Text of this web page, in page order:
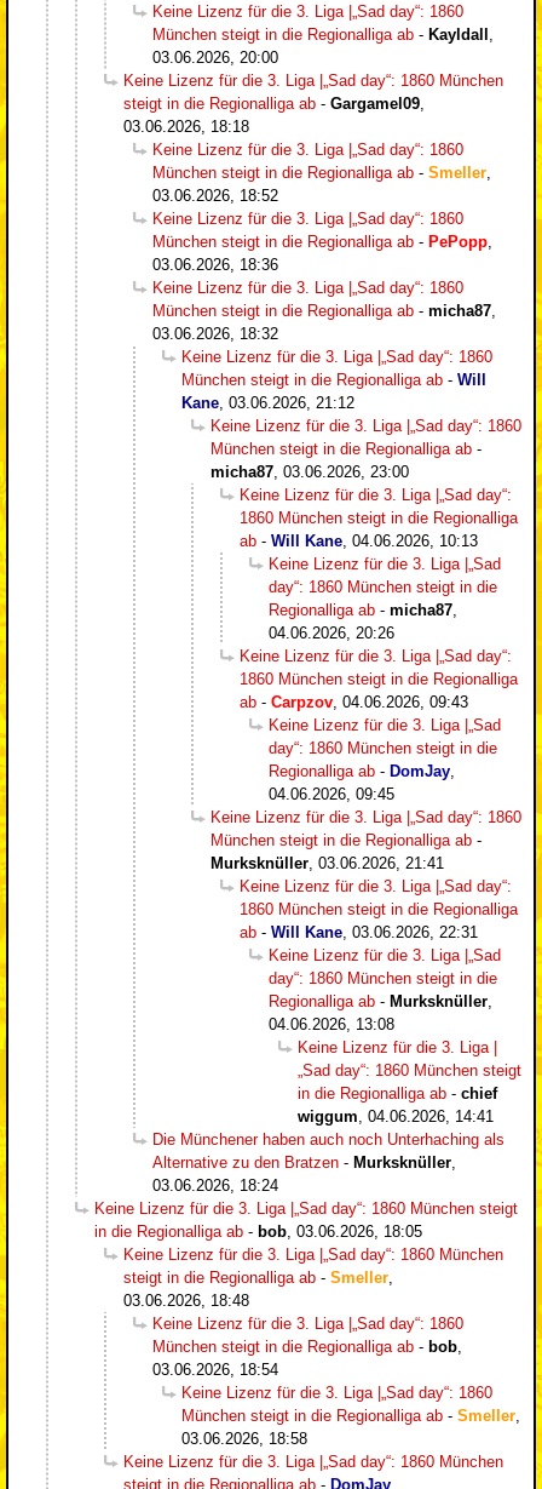
Keine Lizenz für die 3. Liga |„Sad day“: 1860
München steigt in die Regionalliga ab - Kayldall
03.06.2026, 20:00
Keine Lizenz für die 3. Liga |„Sad day“: 1860 München
steigt in die Regionalliga ab - Gargamel09
03.06.2026, 18:18
Keine Lizenz für die 3. Liga |„Sad day“: 1860
München steigt in die Regionalliga ab - Smeller
03.06.2026, 18:52
Keine Lizenz für die 3. Liga |„Sad day“: 1860
München steigt in die Regionalliga ab - PePopp
03.06.2026, 18:36
Keine Lizenz für die 3. Liga |„Sad day“: 1860
München steigt in die Regionalliga ab - micha87
03.06.2026, 18:32
Keine Lizenz für die 3. Liga |„Sad day“: 1860
München steigt in die Regionalliga ab - Will
Kane 03.06.2026, 21:12
Keine Lizenz für die 3. Liga |„Sad day“: 1860
München steigt in die Regionalliga ab -
micha87 03.06.2026, 23:00
Keine Lizenz für die 3. Liga |„Sad day“:
1860 München steigt in die Regionalliga
ab - Will Kane 04.06.2026, 10:13
Keine Lizenz für die 3. Liga |„Sad
day“: 1860 München steigt in die
Regionalliga ab - micha87
04.06.2026, 20:26
Keine Lizenz für die 3. Liga |„Sad day“:
1860 München steigt in die Regionalliga
ab - Carpzov 04.06.2026, 09:43
Keine Lizenz für die 3. Liga |„Sad
day“: 1860 München steigt in die
Regionalliga ab - DomJay
04.06.2026, 09:45
Keine Lizenz für die 3. Liga |„Sad day“: 1860
München steigt in die Regionalliga ab -
Murksknüller 03.06.2026, 21:41
Keine Lizenz für die 3. Liga |„Sad day“:
1860 München steigt in die Regionalliga
ab - Will Kane 03.06.2026, 22:31
Keine Lizenz für die 3. Liga |„Sad
day“: 1860 München steigt in die
Regionalliga ab - Murksknüller
04.06.2026, 13:08
Keine Lizenz für die 3. Liga |
„Sad day“: 1860 München steigt
in die Regionalliga ab - chief
wiggum 04.06.2026, 14:41
Die Münchener haben auch noch Unterhaching als
Alternative zu den Bratzen - Murksknüller
03.06.2026, 18:24
Keine Lizenz für die 3. Liga |„Sad day“: 1860 München steigt
in die Regionalliga ab - bob 03.06.2026, 18:05
Keine Lizenz für die 3. Liga |„Sad day“: 1860 München
steigt in die Regionalliga ab - Smeller
03.06.2026, 18:48
Keine Lizenz für die 3. Liga |„Sad day“: 1860
München steigt in die Regionalliga ab - bob
03.06.2026, 18:54
Keine Lizenz für die 3. Liga |„Sad day“: 1860
München steigt in die Regionalliga ab - Smeller
03.06.2026, 18:58
Keine Lizenz für die 3. Liga |„Sad day“: 1860 München
steigt in die Regionalliga ab - DomJay